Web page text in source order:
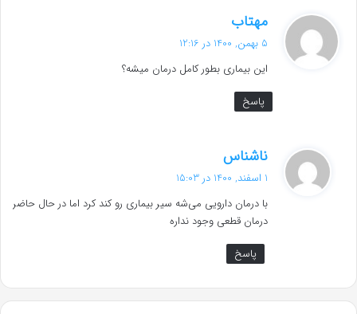
مهتاب
:
5 بهمن, 1400 در 12:16
این بیماری بطور کامل درمان میشه؟
پاسخ
ناشناس
ف
:
1 اسفند, 1400 در 15:03
با درمان دارویی می‌شه سیر بیماری رو کند کرد اما در حال حاضر
درمان قطعی وجود نداره
پاسخ